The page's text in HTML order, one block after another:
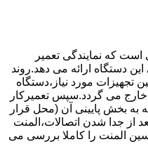
که نمایندگی تعمیر
دستگاه ارائه می دهد.روند
تجهیزات مورد نیاز،دستگاه
می گردد.سپس تعمیرکار
به بخش پایینی آن (محل قرار
از جدا شدن اتصالات،المنت
المنت را کاملا بررسی می